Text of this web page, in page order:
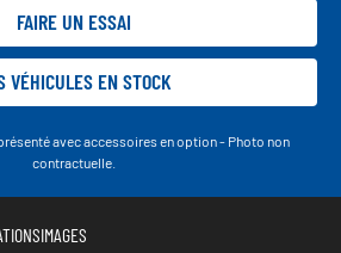
FAIRE UN ESSAI
VÉHICULES EN STOCK
avec accessoires en option - Photo non
contractuelle.
IMAGES